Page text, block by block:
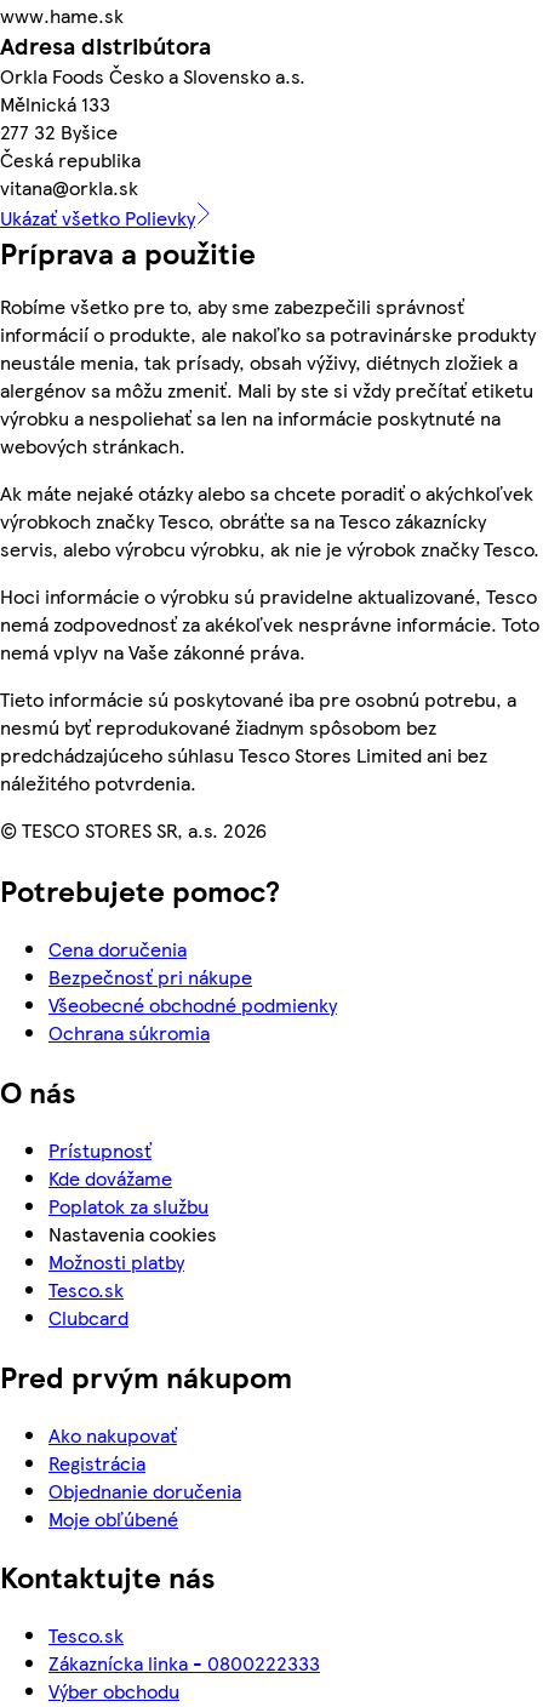
www.hame.sk
Adresa distribútora
Orkla Foods Česko a Slovensko a.s.
Mělnická 133
277 32 Byšice
Česká republika
vitana@orkla.sk
Ukázať všetko Polievky
Príprava a použitie
Robíme všetko pre to, aby sme zabezpečili správnosť
informácií o produkte, ale nakoľko sa potravinárske produkty
neustále menia, tak prísady, obsah výživy, diétnych zložiek a
alergénov sa môžu zmeniť. Mali by ste si vždy prečítať etiketu
výrobku a nespoliehať sa len na informácie poskytnuté na
webových stránkach.
Ak máte nejaké otázky alebo sa chcete poradiť o akýchkoľvek
výrobkoch značky Tesco, obráťte sa na Tesco zákaznícky
servis, alebo výrobcu výrobku, ak nie je výrobok značky Tesco.
Hoci informácie o výrobku sú pravidelne aktualizované, Tesco
nemá zodpovednosť za akékoľvek nesprávne informácie. Toto
nemá vplyv na Vaše zákonné práva.
Tieto informácie sú poskytované iba pre osobnú potrebu, a
nesmú byť reprodukované žiadnym spôsobom bez
predchádzajúceho súhlasu Tesco Stores Limited ani bez
náležitého potvrdenia.
© TESCO STORES SR, a.s. 2026
Potrebujete pomoc?
Cena doručenia
Bezpečnosť pri nákupe
Všeobecné obchodné podmienky
Ochrana súkromia
O nás
Prístupnosť
Kde dovážame
Poplatok za službu
Nastavenia cookies
Možnosti platby
Tesco.sk
Clubcard
Pred prvým nákupom
Ako nakupovať
Registrácia
Objednanie doručenia
Moje obľúbené
Kontaktujte nás
Tesco.sk
Zákaznícka linka - 0800222333
Výber obchodu